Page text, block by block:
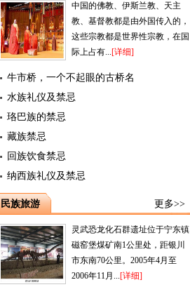
中国的佛教、伊斯兰教、天主
教、基督教都是由外国传入的，
这些宗教都是世界性宗教，在国
际上占有...[详细]
牛市桥，一个不起眼的古桥名
水族礼仪及禁忌
珞巴族的禁忌
藏族禁忌
回族饮食禁忌
纳西族礼仪及禁忌
更多>>
民族旅游
灵武恐龙化石群遗址位于宁东镇
磁窑堡煤矿南1公里处，距银川
市东南70公里。2005年4月至
2006年11月...[详细]